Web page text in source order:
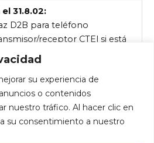
su experiencia de
o contenidos
nuestro tráfico. Al hacer clic en
su consentimiento a nuestro
31.8.02:
D2B para teléfono
receptor CTEl si está
el sistema de llamada de
(TELE AID), módulo de
TELE AID Módulo
del sistema de control por
está instalado el sistema de
de emergencia (TELE AID),
portátil CTEL